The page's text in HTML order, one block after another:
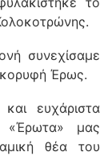
συνεχίσαμε
Έρως.
ευχάριστα
«Έρωτα» μας
θέα του